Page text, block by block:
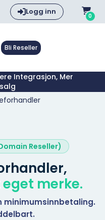
Logg inn 0
Bli Reseller
Integrasjon, Mer
Reseller)
merke.
minimumsinnbetaling.